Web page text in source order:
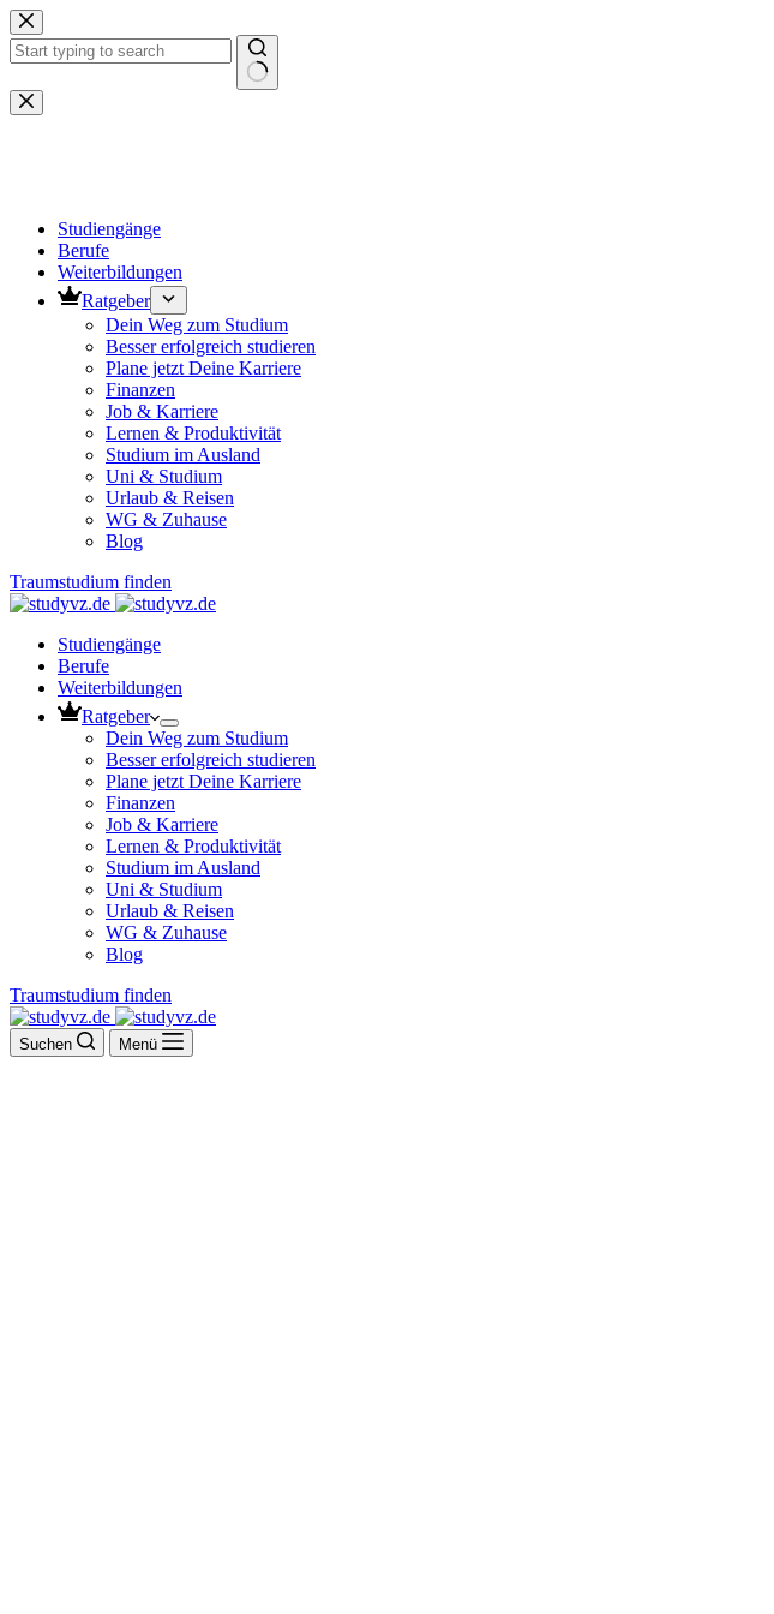
Zum
Inhalt
springen
Keine
Ergebnisse
Studiengänge
Berufe
Weiterbildungen
Ratgeber
Dein Weg zum Studium
Besser erfolgreich studieren
Plane jetzt Deine Karriere
Finanzen
Job & Karriere
Lernen & Produktivität
Studium im Ausland
Uni & Studium
Urlaub & Reisen
WG & Zuhause
Blog
Traumstudium finden
Studiengänge
Berufe
Weiterbildungen
Ratgeber
Dein Weg zum Studium
Besser erfolgreich studieren
Plane jetzt Deine Karriere
Finanzen
Job & Karriere
Lernen & Produktivität
Studium im Ausland
Uni & Studium
Urlaub & Reisen
WG & Zuhause
Blog
Traumstudium finden
Suchen Menü